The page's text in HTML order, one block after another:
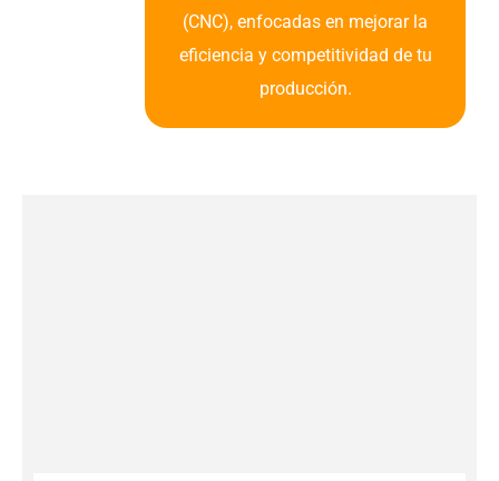
(CNC), enfocadas en mejorar la
eficiencia y competitividad de tu
producción.